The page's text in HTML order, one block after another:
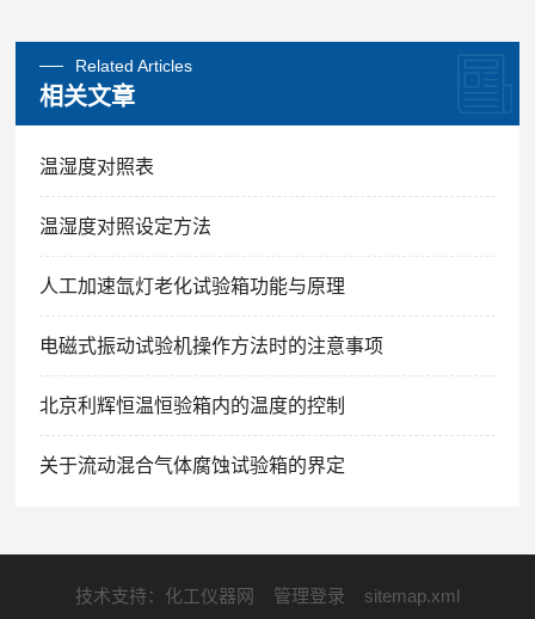
Related Articles
相关文章
温湿度对照表
温湿度对照设定方法
人工加速氙灯老化试验箱功能与原理
电磁式振动试验机操作方法时的注意事项
北京利辉恒温恒验箱内的温度的控制
关于流动混合气体腐蚀试验箱的界定
技术支持： 化工仪器网 管理登录 sitemap.xml